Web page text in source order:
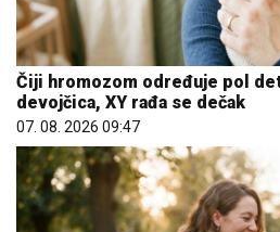
Čiji hromozom određuje pol
devojčica, XY rađa se dečak
07. 08. 2026 09:47